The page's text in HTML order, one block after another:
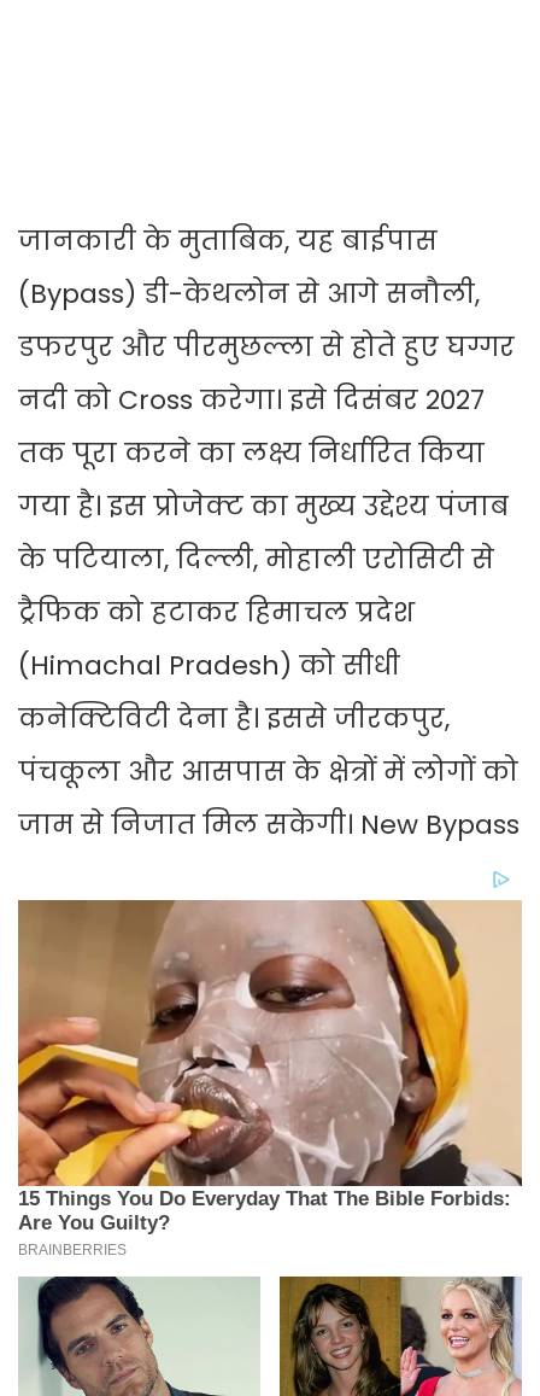
जानकारी के मुताबिक, यह बाईपास
(Bypass) डी-केथलोन से आगे सनौली,
डफरपुर और पीरमुछल्ला से होते हुए घग्गर
नदी को Cross करेगा। इसे दिसंबर 2027
तक पूरा करने का लक्ष्य निर्धारित किया
गया है। इस प्रोजेक्ट का मुख्य उद्देश्य पंजाब
के पटियाला, दिल्ली, मोहाली एरोसिटी से
ट्रैफिक को हटाकर हिमाचल प्रदेश
(Himachal Pradesh) को सीधी
कनेक्टिविटी देना है। इससे जीरकपुर,
पंचकूला और आसपास के क्षेत्रों में लोगों को
जाम से निजात मिल सकेगी। New Bypass